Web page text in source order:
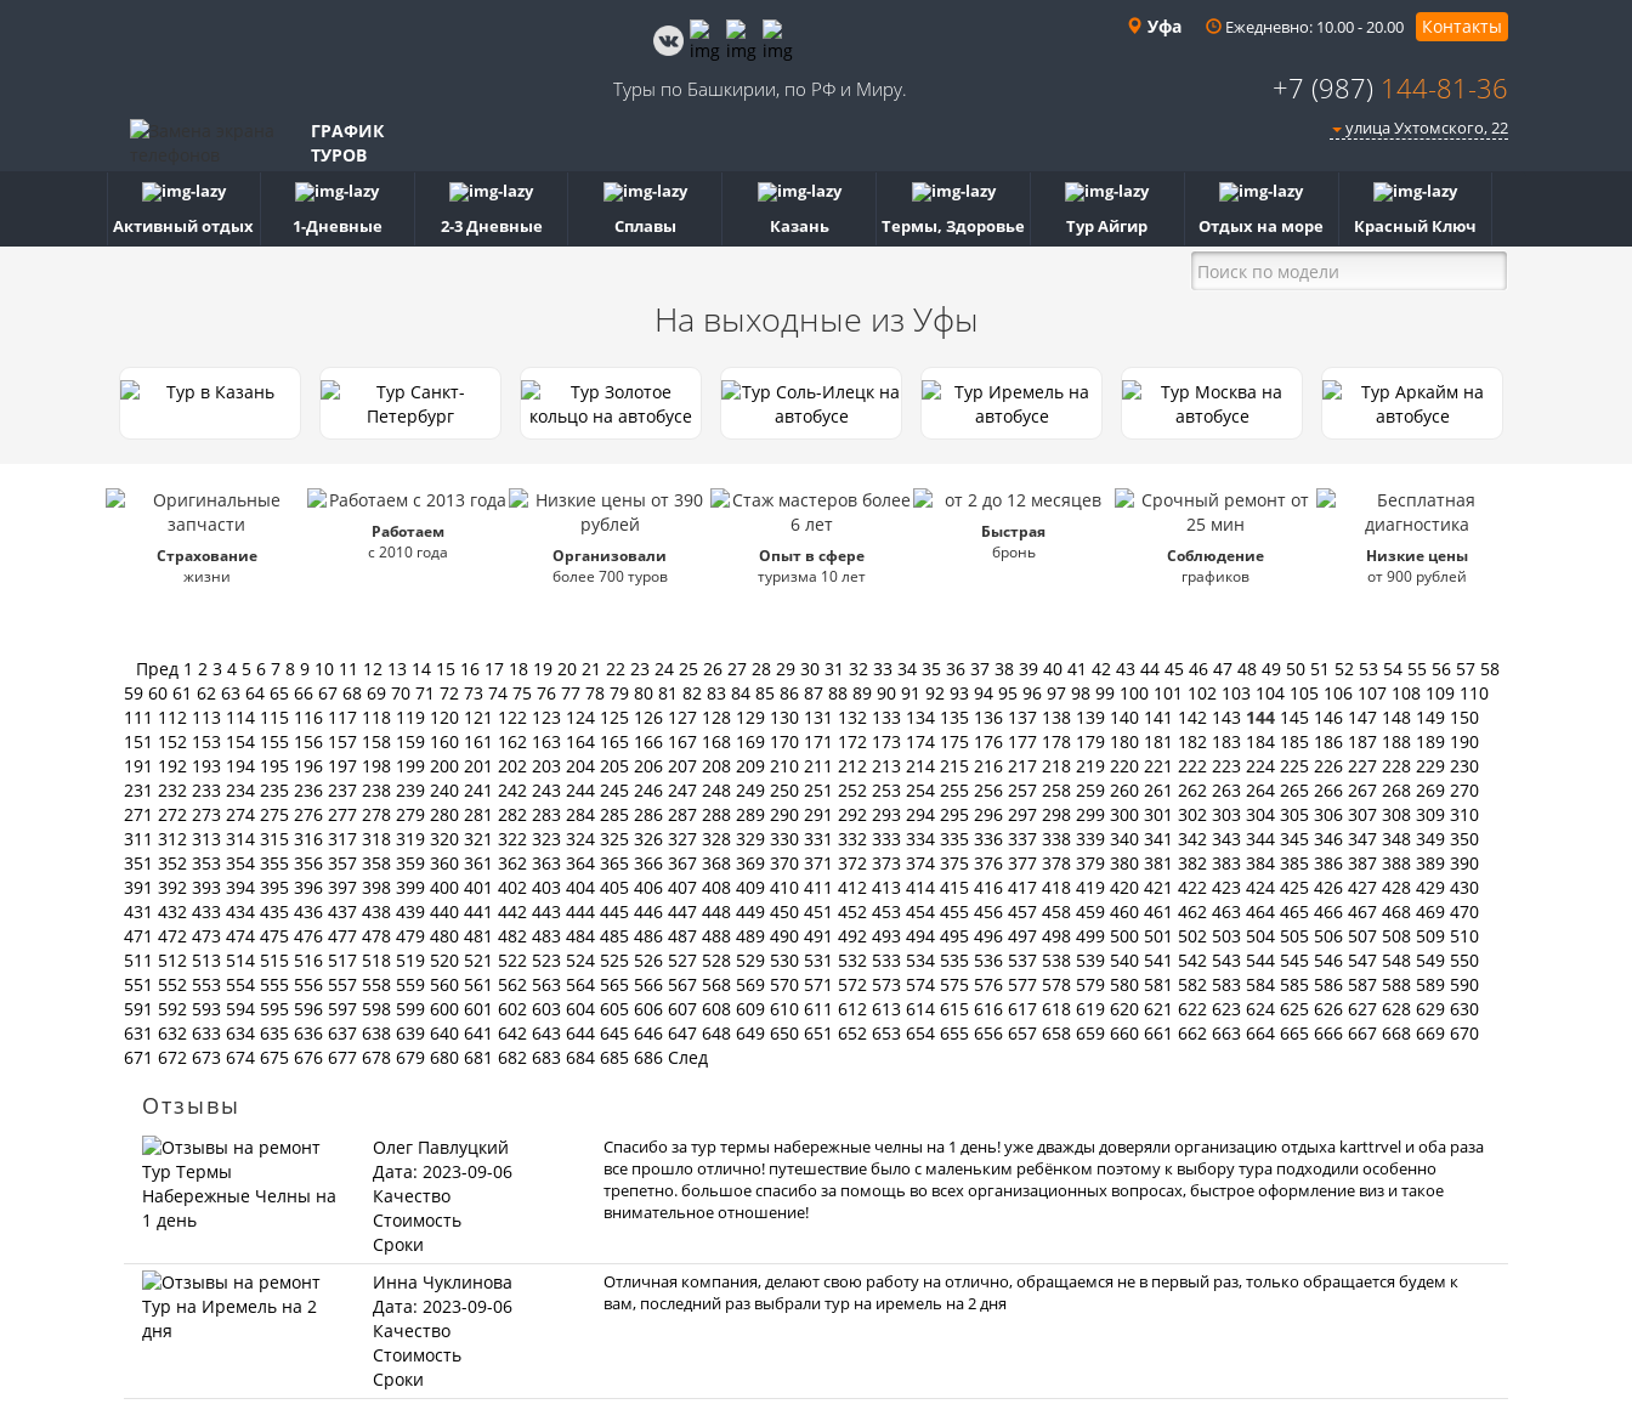
Уфа Ежедневно: 10.00 - 20.00 Контакты
Туры по Башкирии, по РФ и Миру. +7 (987) 144-81-36
ГРАФИК
ТУРОВ
улица Ухтомского, 22
Активный отдых 1-Дневные 2-3 Дневные Сплавы Казань Термы, Здоровье Тур Айгир Отдых на море Красный Ключ
На выходные из Уфы
Страхование
жизни
Работаем
с 2010 года
Организовали
более 700 туров
Опыт в сфере
туризма 10 лет
Быстрая
бронь
Соблюдение
графиков
Низкие цены
от 900 рублей
Пред 1 2 3 4 5 6 7 8 9 10 11 12 13 14 15 16 17 18 19 20 21 22 23 24 25 26 27 28 29 30 31 32 33 34 35 36 37 38 39 40 41 42 43 44 45 46 47 48 49 50 51 52 53 54 55 56 57 58
59 60 61 62 63 64 65 66 67 68 69 70 71 72 73 74 75 76 77 78 79 80 81 82 83 84 85 86 87 88 89 90 91 92 93 94 95 96 97 98 99 100 101 102 103 104 105 106 107 108 109 110
111 112 113 114 115 116 117 118 119 120 121 122 123 124 125 126 127 128 129 130 131 132 133 134 135 136 137 138 139 140 141 142 143 144 145 146 147 148 149 150
151 152 153 154 155 156 157 158 159 160 161 162 163 164 165 166 167 168 169 170 171 172 173 174 175 176 177 178 179 180 181 182 183 184 185 186 187 188 189 190
191 192 193 194 195 196 197 198 199 200 201 202 203 204 205 206 207 208 209 210 211 212 213 214 215 216 217 218 219 220 221 222 223 224 225 226 227 228 229 230
231 232 233 234 235 236 237 238 239 240 241 242 243 244 245 246 247 248 249 250 251 252 253 254 255 256 257 258 259 260 261 262 263 264 265 266 267 268 269 270
271 272 273 274 275 276 277 278 279 280 281 282 283 284 285 286 287 288 289 290 291 292 293 294 295 296 297 298 299 300 301 302 303 304 305 306 307 308 309 310
311 312 313 314 315 316 317 318 319 320 321 322 323 324 325 326 327 328 329 330 331 332 333 334 335 336 337 338 339 340 341 342 343 344 345 346 347 348 349 350
351 352 353 354 355 356 357 358 359 360 361 362 363 364 365 366 367 368 369 370 371 372 373 374 375 376 377 378 379 380 381 382 383 384 385 386 387 388 389 390
391 392 393 394 395 396 397 398 399 400 401 402 403 404 405 406 407 408 409 410 411 412 413 414 415 416 417 418 419 420 421 422 423 424 425 426 427 428 429 430
431 432 433 434 435 436 437 438 439 440 441 442 443 444 445 446 447 448 449 450 451 452 453 454 455 456 457 458 459 460 461 462 463 464 465 466 467 468 469 470
471 472 473 474 475 476 477 478 479 480 481 482 483 484 485 486 487 488 489 490 491 492 493 494 495 496 497 498 499 500 501 502 503 504 505 506 507 508 509 510
511 512 513 514 515 516 517 518 519 520 521 522 523 524 525 526 527 528 529 530 531 532 533 534 535 536 537 538 539 540 541 542 543 544 545 546 547 548 549 550
551 552 553 554 555 556 557 558 559 560 561 562 563 564 565 566 567 568 569 570 571 572 573 574 575 576 577 578 579 580 581 582 583 584 585 586 587 588 589 590
591 592 593 594 595 596 597 598 599 600 601 602 603 604 605 606 607 608 609 610 611 612 613 614 615 616 617 618 619 620 621 622 623 624 625 626 627 628 629 630
631 632 633 634 635 636 637 638 639 640 641 642 643 644 645 646 647 648 649 650 651 652 653 654 655 656 657 658 659 660 661 662 663 664 665 666 667 668 669 670
671 672 673 674 675 676 677 678 679 680 681 682 683 684 685 686 След
Отзывы
Олег Павлуцкий
Дата: 2023-09-06
Качество
Стоимость
Сроки
Спасибо за тур термы набережные челны на 1 день! уже дважды доверяли организацию отдыха karttrvel и оба раза
все прошло отлично! путешествие было с маленьким ребёнком поэтому к выбору тура подходили особенно
трепетно. большое спасибо за помощь во всех организационных вопросах, быстрое оформление виз и такое
внимательное отношение!
Инна Чуклинова
Дата: 2023-09-06
Качество
Стоимость
Сроки
Отличная компания, делают свою работу на отлично, обращаемся не в первый раз, только обращается будем к
вам, последний раз выбрали тур на иремель на 2 дня